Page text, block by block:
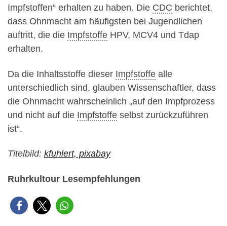
Impfstoffen“ erhalten zu haben. Die CDC berichtet,
dass Ohnmacht am häufigsten bei Jugendlichen
auftritt, die die Impfstoffe HPV, MCV4 und Tdap
erhalten.
Da die Inhaltsstoffe dieser Impfstoffe alle
unterschiedlich sind, glauben Wissenschaftler, dass
die Ohnmacht wahrscheinlich „auf den Impfprozess
und nicht auf die Impfstoffe selbst zurückzuführen
ist“.
Titelbild: kfuhlert, pixabay
Ruhrkultour Lesempfehlungen